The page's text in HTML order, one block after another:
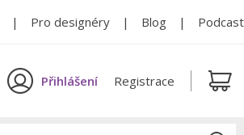
Pro designéry Blog Podcast
Přihlášení Registrace